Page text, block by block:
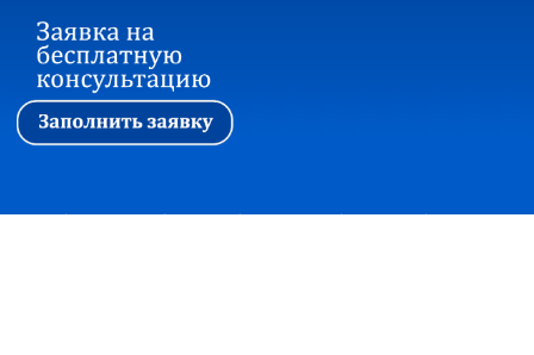
Первая | Ассоциация | Новости | Стажировка | Обучение |